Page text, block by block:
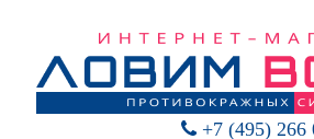
+7 (495) 266